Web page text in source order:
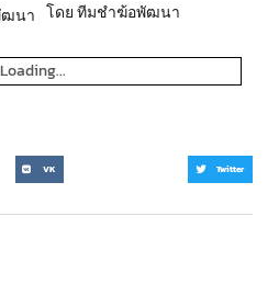
โดย ทีมชำฆ้อพัฒนา
Loading...
VK Twitter